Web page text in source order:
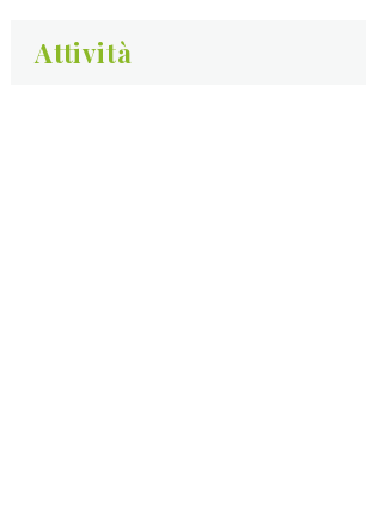
Attività